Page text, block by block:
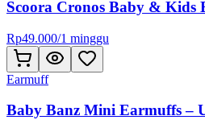
Scoora Cronos Baby & Kids
Rp49.000/1 minggu
Earmuff
Baby Banz Mini Earmuffs –